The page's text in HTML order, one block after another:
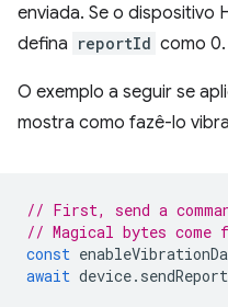
enviada. Se o dispositivo
defina reportId como 0.
O exemplo a seguir se
mostra como fazê-lo
// First, send a
// Magical bytes come
const
await device. sendReport